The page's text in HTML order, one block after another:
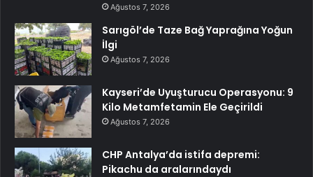
Ağustos 7, 2026
Sarıgöl’de Taze Bağ Yaprağına Yoğun
İlgi
Ağustos 7, 2026
Kayseri’de Uyuşturucu Operasyonu: 9
Kilo Metamfetamin Ele Geçirildi
Ağustos 7, 2026
CHP Antalya’da istifa depremi:
Pikachu da aralarındaydı